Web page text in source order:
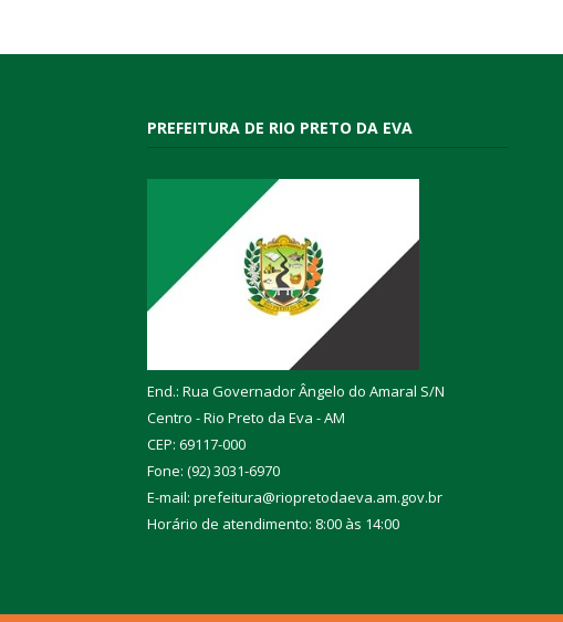
PREFEITURA DE RIO PRETO DA EVA
End.: Rua Governador Ângelo do Amaral S/N
Centro - Rio Preto da Eva - AM
CEP: 69117-000
Fone: (92) 3031-6970
E-mail: prefeitura@riopretodaeva.am.gov.br
Horário de atendimento: 8:00 às 14:00